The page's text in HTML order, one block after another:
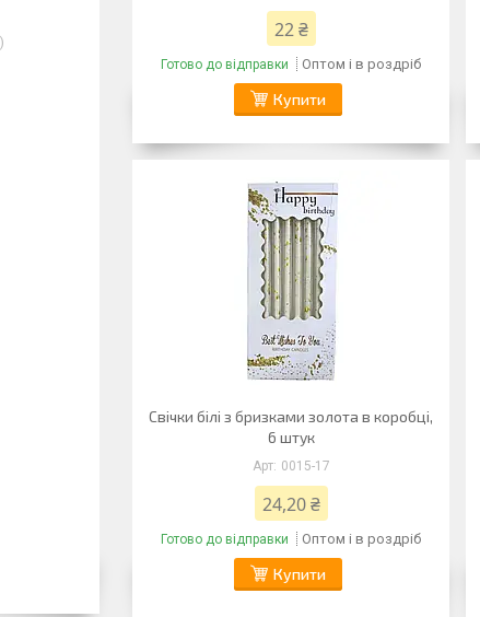
22 ₴
Готово до відправки Оптом і в роздріб
Купити
Свічки білі з бризками золота в коробці,
6 штук
0015-17
24,20 ₴
Готово до відправки Оптом і в роздріб
Купити